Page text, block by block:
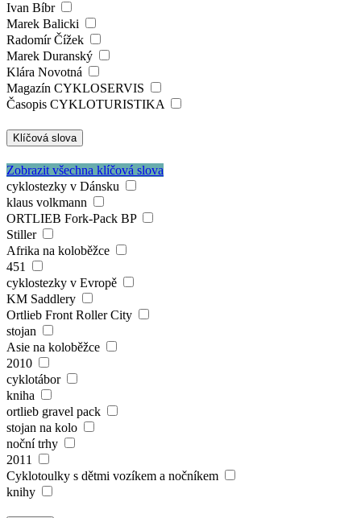
Ivan Bíbr
Marek Balicki
Radomír Čížek
Marek Duranský
Klára Novotná
Magazín CYKLOSERVIS
Časopis CYKLOTURISTIKA
Klíčová slova
Zobrazit všechna klíčová slova
cyklostezky v Dánsku
klaus volkmann
ORTLIEB Fork-Pack BP
Stiller
Afrika na koloběžce
451
cyklostezky v Evropě
KM Saddlery
Ortlieb Front Roller City
stojan
Asie na koloběžce
2010
cyklotábor
kniha
ortlieb gravel pack
stojan na kolo
noční trhy
2011
Cyklotoulky s dětmi vozíkem a nočníkem
knihy